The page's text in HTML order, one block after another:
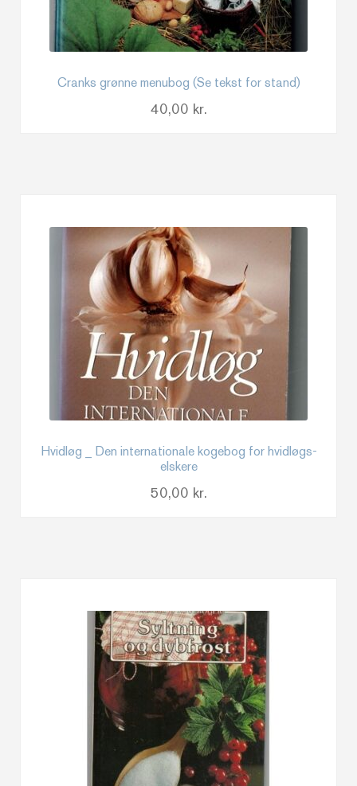
Cranks grønne menubog (Se tekst for stand)
40,00 kr.
Hvidløg _ Den internationale kogebog for hvidløgs-
elskere
50,00 kr.